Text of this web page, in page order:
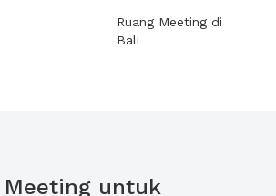
Ruang Meeting di
Bali
Meeting untuk